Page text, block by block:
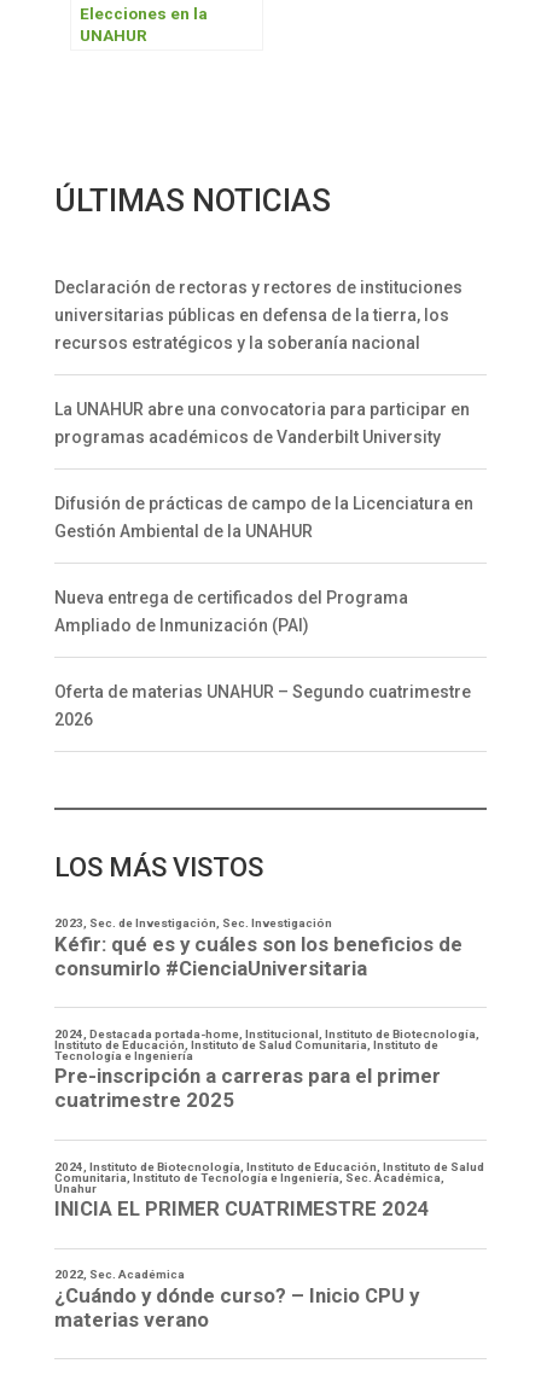
Elecciones en la
UNAHUR
ÚLTIMAS NOTICIAS
Declaración de rectoras y rectores de instituciones
universitarias públicas en defensa de la tierra, los
recursos estratégicos y la soberanía nacional
La UNAHUR abre una convocatoria para participar en
programas académicos de Vanderbilt University
Difusión de prácticas de campo de la Licenciatura en
Gestión Ambiental de la UNAHUR
Nueva entrega de certificados del Programa
Ampliado de Inmunización (PAI)
Oferta de materias UNAHUR – Segundo cuatrimestre
2026
LOS MÁS VISTOS